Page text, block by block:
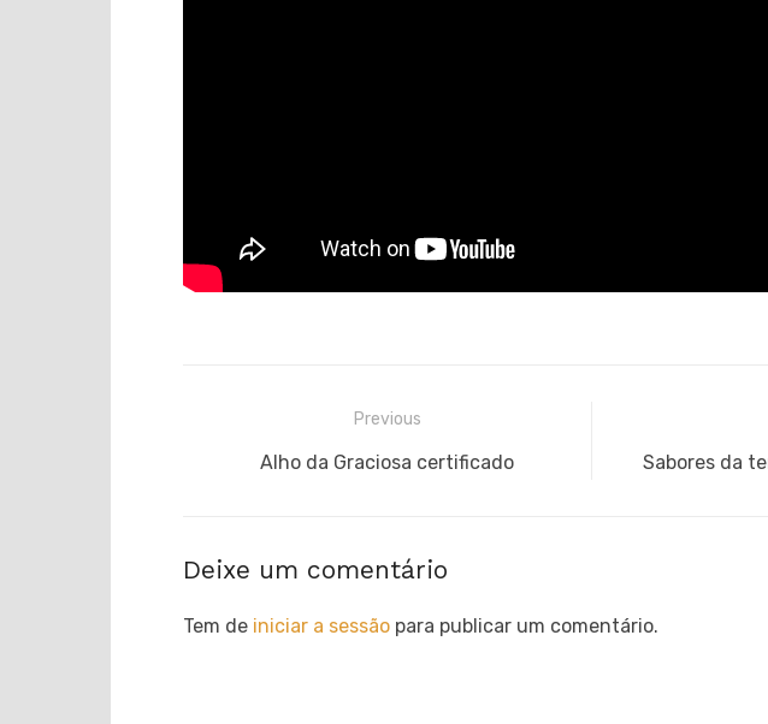
NavegaçãoPrevious
Previous
Alho da Graciosa certificado
Next
Sabores da
Deixe um comentário
Tem de iniciar a sessão para publicar um comentário.